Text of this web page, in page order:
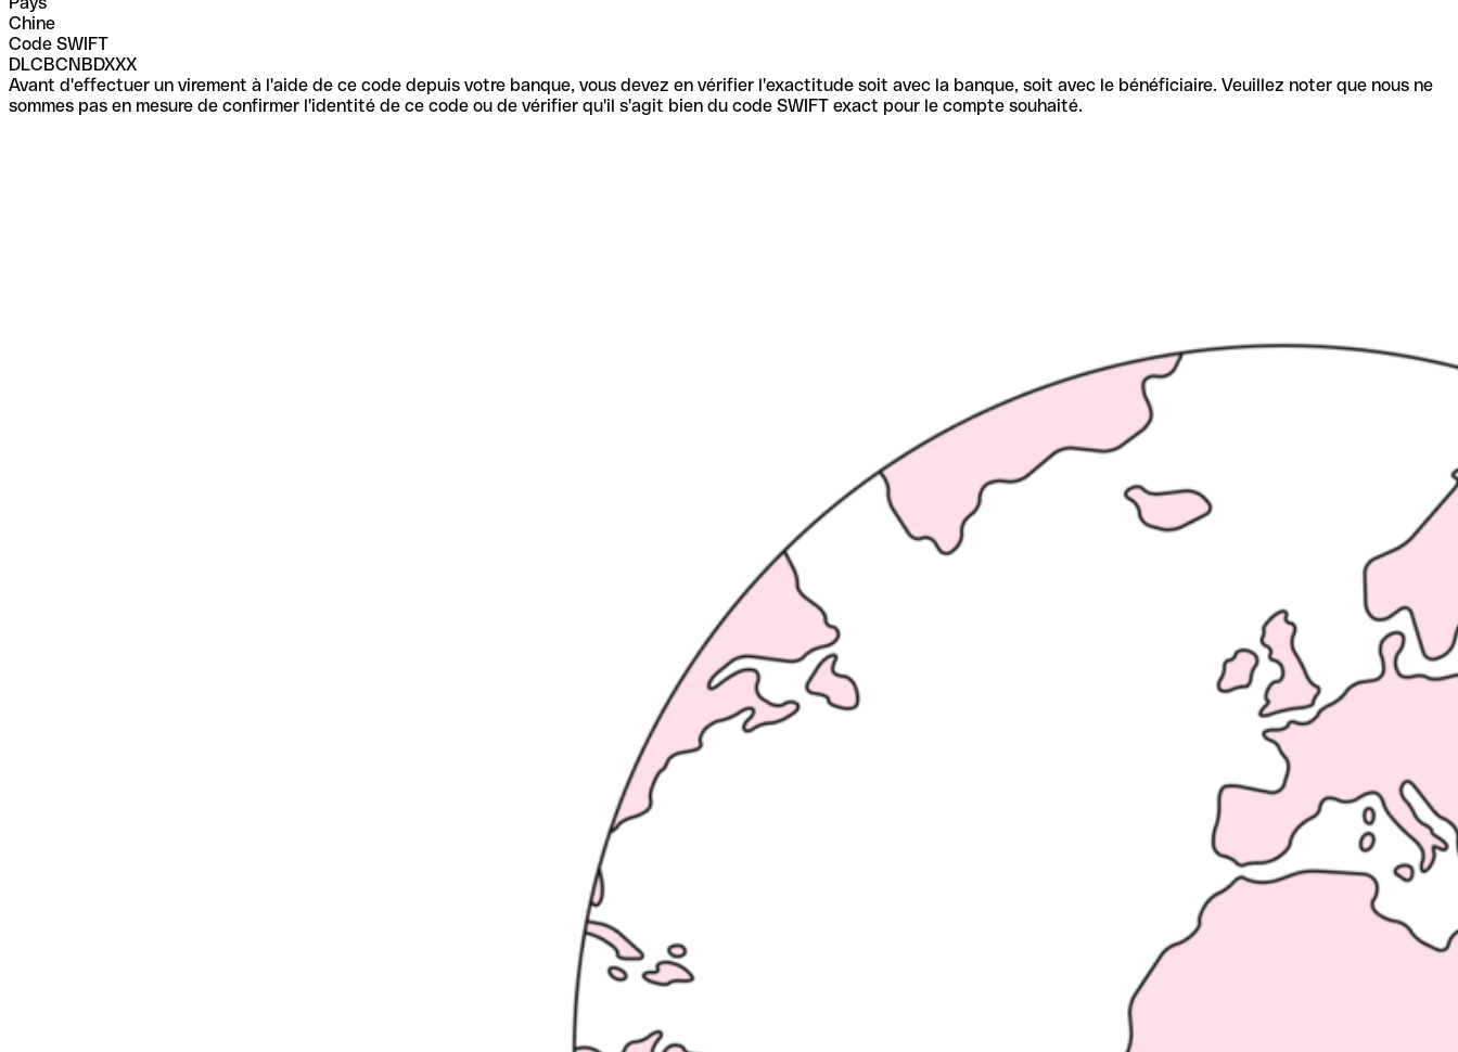
Chine
Code SWIFT
DLCBCNBDXXX
Avant d'effectuer un virement à l'aide de ce code depuis votre banque, vous devez en vérifier l'exactitude soit avec la banque, soit avec le bénéficiaire. Veuillez noter que nous ne
sommes pas en mesure de confirmer l'identité de ce code ou de vérifier qu'il s'agit bien du code SWIFT exact pour le compte souhaité.